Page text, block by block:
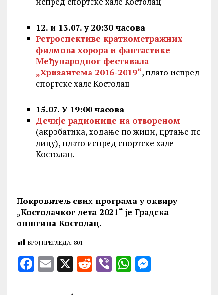
12. и 13.07. у 20:30 часова
Ретроспективе краткометражних
филмова хорора и фантастике
Међународног фестивала
„Хризантема 2016-2019“, плато испред
спортске хале Костолац
15.07. У 19:00 часова
Дечије радионице на отвореном
(акробатика, ходање по жици, цртање по
лицу), плато испред спортске хале
Костолац.
Покровитељ свих програма у оквиру
„Костолачког лета 2021“ је Градска
општина Костолац.
БРОЈ ПРЕГЛЕДА: 801
F E X R V WM